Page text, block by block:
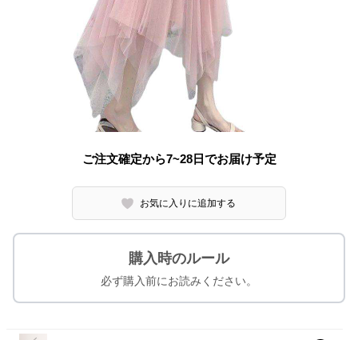
ご注文確定から7~28日でお届け予定
お気に入りに追加する
購入時のルール
必ず購入前にお読みください。